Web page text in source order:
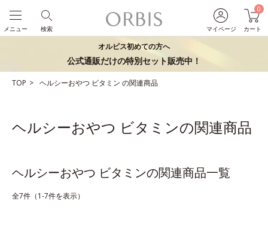
マイページ
0
カート
検索
メニュー
オルビス初めての方へ
公式通販だけの特別セット販売中！
TOP ヘルシーおやつ ビタミン の関連商品
ヘルシーおやつ ビタミンの関連商品
ヘルシーおやつ ビタミンの関連商品一覧
全7件（1-7件を表示）